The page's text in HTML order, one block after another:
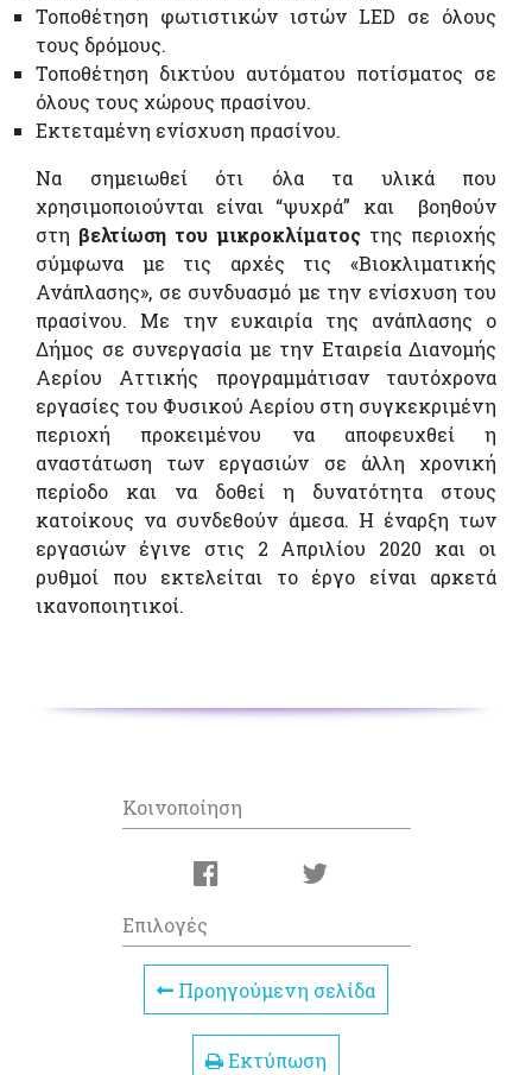
Τοποθέτηση φωτιστικών ιστών LED σε όλους
τους δρόμους.
Τοποθέτηση δικτύου αυτόματου ποτίσματος σε
όλους τους χώρους πρασίνου.
Εκτεταμένη ενίσχυση πρασίνου.
Να σημειωθεί ότι όλα τα υλικά που
χρησιμοποιούνται είναι “ψυχρά” και βοηθούν
στη βελτίωση του μικροκλίματος της περιοχής
σύμφωνα με τις αρχές τις «Βιοκλιματικής
Ανάπλασης», σε συνδυασμό με την ενίσχυση του
πρασίνου. Με την ευκαιρία της ανάπλασης ο
Δήμος σε συνεργασία με την Εταιρεία Διανομής
Αερίου Αττικής προγραμμάτισαν ταυτόχρονα
εργασίες του Φυσικού Αερίου στη συγκεκριμένη
περιοχή προκειμένου να αποφευχθεί η
αναστάτωση των εργασιών σε άλλη χρονική
περίοδο και να δοθεί η δυνατότητα στους
κατοίκους να συνδεθούν άμεσα. Η έναρξη των
εργασιών έγινε στις 2 Απριλίου 2020 και οι
ρυθμοί που εκτελείται το έργο είναι αρκετά
ικανοποιητικοί.
Κοινοποίηση
Επιλογές
Προηγούμενη σελίδα
Εκτύπωση